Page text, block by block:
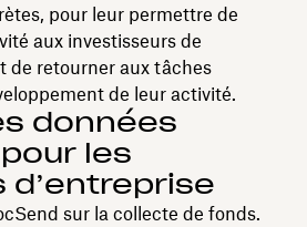
pour leur permettre de
aux investisseurs de
de retourner aux tâches
de leur activité.
données
les
d’entreprise
sur la collecte de fonds.